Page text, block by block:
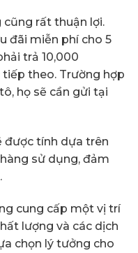
cũng rất thuận lợi.
đãi miễn phí cho 5
trả 10,000
theo. Trường hợp
họ sẽ cần gửi tại
được tính dựa trên
sử dụng, đảm
cung cấp một vị trí
lượng và các dịch
chọn lý tưởng cho